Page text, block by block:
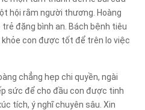
hội rằm người thương. Hoàng
đặng bình an. Bách bệnh tiêu
con được tốt để trên lo việc
chẳng hẹp chi quyền, ngài
sức để cho đầu con được tinh
tích, ý nghĩ chuyên sâu. Xin